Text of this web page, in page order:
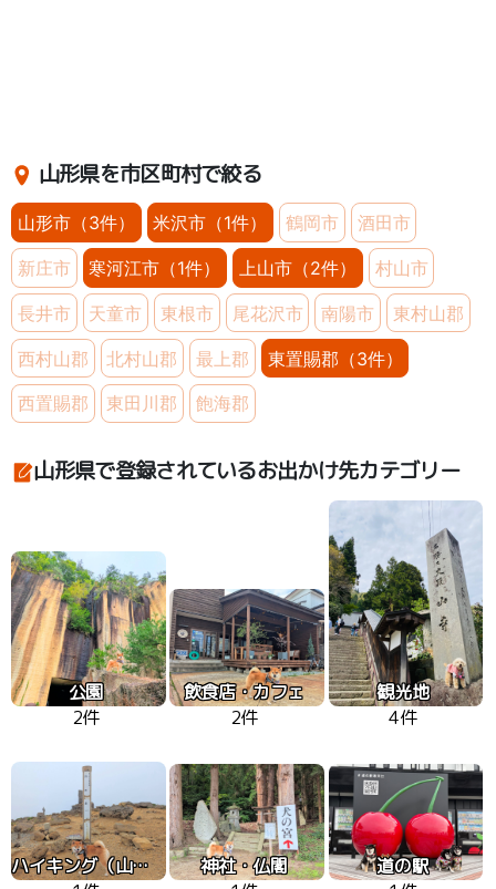
山形県を市区町村で絞る
山形市（3件） 米沢市（1件） 鶴岡市 酒田市
新庄市 寒河江市（1件） 上山市（2件） 村山市
長井市 天童市 東根市 尾花沢市 南陽市 東村山郡
西村山郡 北村山郡 最上郡 東置賜郡（3件）
西置賜郡 東田川郡 飽海郡
山形県で登録されているお出かけ先カテゴリー
公園
2件
飲食店・カフェ
2件
観光地
4件
ハイキング（山、高原）
神社・仏閣
道の駅